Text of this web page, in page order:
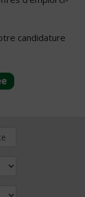
candidature